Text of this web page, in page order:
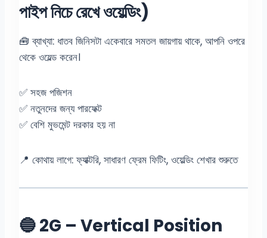
পাইপ নিচে রেখে ওয়েল্ডিং)
🧰 ব্যাখ্যা: ধাতব জিনিসটা একেবারে সমতল জায়গায় থাকে, আপনি ওপরে
থেকে ওয়েল্ড করেন।
✅ সহজ পজিশন
✅ নতুনদের জন্য পারফেক্ট
✅ বেশি মুভমেন্ট দরকার হয় না
📍 কোথায় লাগে: ফ্যাক্টরি, সাধারণ ফ্রেম ফিটিং, ওয়েল্ডিং শেখার শুরুতে
🔵 2G – Vertical Position